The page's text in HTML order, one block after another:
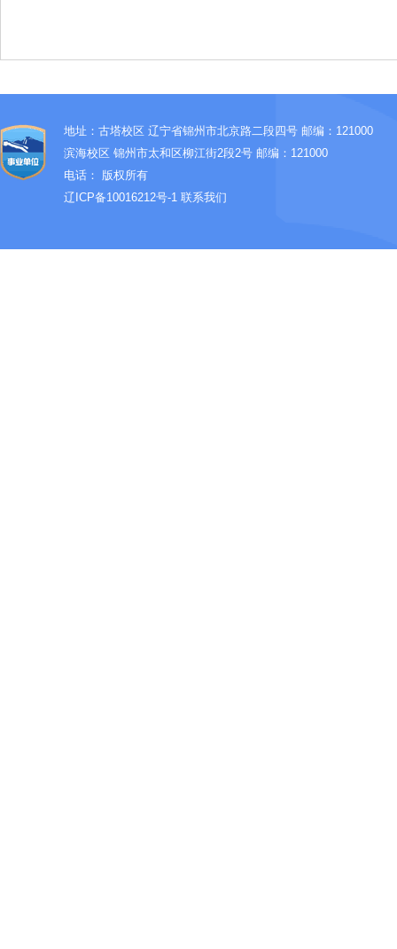
地址：古塔校区 辽宁省锦州市北京路二段四号 邮编：121000
滨海校区 锦州市太和区柳江街2段2号 邮编：121000
电话：
版权所有
辽ICP备10016212号-1 联系我们